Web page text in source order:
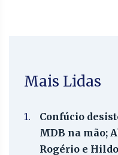
Mais Lidas
1.
Confúcio
MDB na mão;
Rogério e